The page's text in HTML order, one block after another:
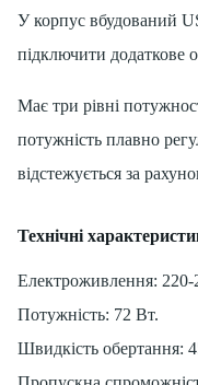
У корпус вбудований
підключити додаткове
Має три рівні
потужність плавно
відстежується за
Технічні
Електроживлення:
Потужність: 72 Вт.
Швидкість обертання: